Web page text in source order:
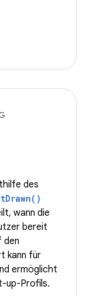
des
wann die
bereit
den
kann für
ermöglicht
up-Profils.